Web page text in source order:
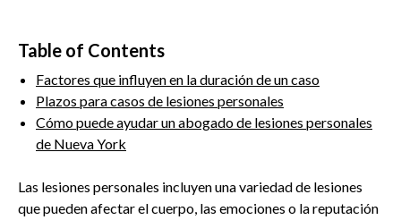
Table of Contents
Factores que influyen en la duración de un caso
Plazos para casos de lesiones personales
Cómo puede ayudar un abogado de lesiones personales
de Nueva York
Las lesiones personales incluyen una variedad de lesiones
que pueden afectar el cuerpo, las emociones o la reputación